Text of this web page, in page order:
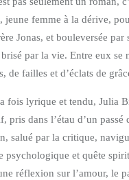
jeune femme à la dérive,
Jonas, et bouleversée par
par la vie. Entre eux se
de failles et d’éclats de
fois lyrique et tendu, Julia
pris dans l’étau d’un passé
salué par la critique,
psychologique et quête
réflexion sur l’amour, le